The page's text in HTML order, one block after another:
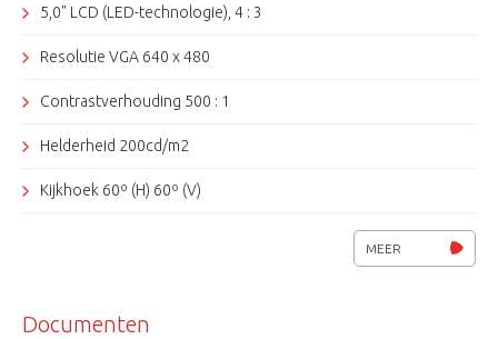
5,0" LCD (LED-technologie), 4 : 3
Resolutie VGA 640 x 480
Contrastverhouding 500 : 1
Helderheid 200cd/m2
Kijkhoek 60º (H) 60º (V)
12 Vdc/ 10W.
MEER
Documenten